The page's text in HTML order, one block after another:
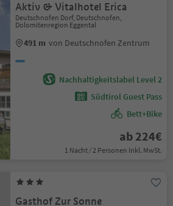
Aktiv & Vitalhotel Erica
Deutschnofen Dorf, Deutschnofen,
Dolomitenregion Eggental
491 m von Deutschnofen Zentrum
Nachhaltigkeitslabel Level 2
Südtirol Guest Pass
Bett+Bike
ab 224€
1 Nacht / 2 Personen Inkl. MwSt.
Gasthof Zur Sonne